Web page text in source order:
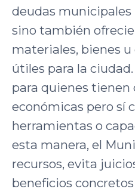
deudas municipales
sino también
materiales, bienes u
útiles para la
para quienes tienen
económicas pero sí
herramientas o
esta manera, el
recursos, evita
beneficios